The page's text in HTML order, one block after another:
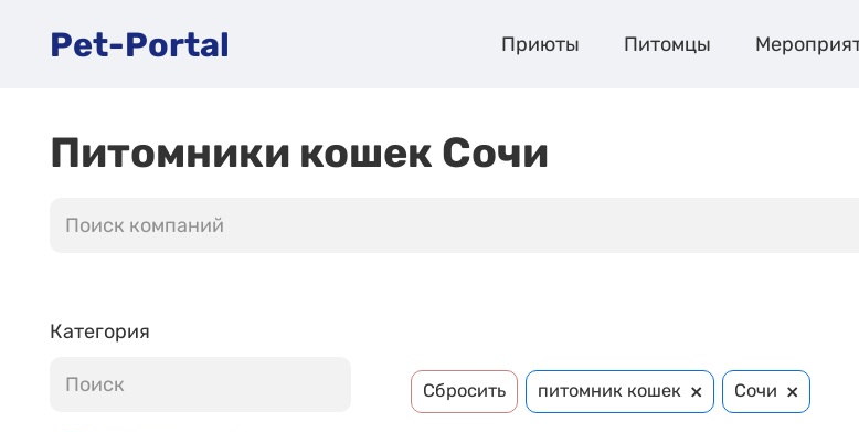
Pet-Portal Приюты Питомцы
Питомники кошек Сочи
Категория
Сбросить питомник кошек × Сочи ×